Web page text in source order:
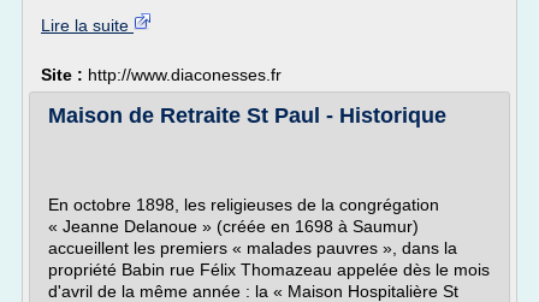
Lire la suite
Site : http://www.diaconesses.fr
Maison de Retraite St Paul - Historique
En octobre 1898, les religieuses de la congrégation
« Jeanne Delanoue » (créée en 1698 à Saumur)
accueillent les premiers « malades pauvres », dans la
propriété Babin rue Félix Thomazeau appelée dès le mois
d'avril de la même année : la « Maison Hospitalière St